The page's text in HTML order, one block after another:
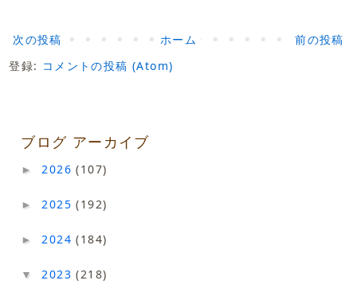
次の投稿 前の投稿
ホーム
登録: コメントの投稿 (Atom)
ブログ アーカイブ
► 2026(107)
► 2025(192)
► 2024(184)
▼ 2023(218)